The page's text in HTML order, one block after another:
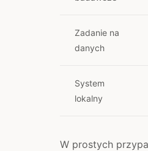
Zadanie na
danych
System
lokalny
W prostych